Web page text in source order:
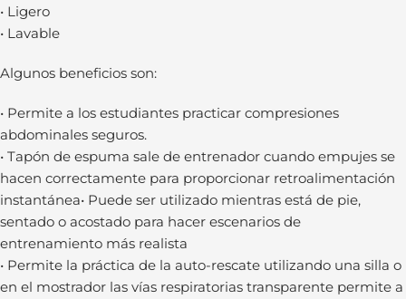
• Ligero
• Lavable
Algunos beneficios son:
• Permite a los estudiantes practicar compresiones
abdominales seguros.
• Tapón de espuma sale de entrenador cuando empujes se
hacen correctamente para proporcionar retroalimentación
instantánea• Puede ser utilizado mientras está de pie,
sentado o acostado para hacer escenarios de
entrenamiento más realista
• Permite la práctica de la auto-rescate utilizando una silla o
en el mostrador las vías respiratorias transparente permite a